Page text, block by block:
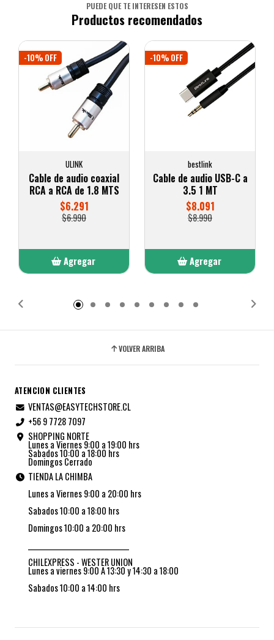
PUEDE QUE TE INTERESEN ESTOS
Productos recomendados
-10% OFF
ULINK
Cable de audio coaxial
RCA a RCA de 1.8 MTS
$6.291
$6.990
Agregar
-10% OFF
bestlink
Cable de audio USB-C a
3.5 1 MT
$8.091
$8.990
Agregar
VOLVER ARRIBA
ATENCION CLIENTES
VENTAS@EASYTECHSTORE.CL
+56 9 7728 7097
SHOPPING NORTE
Lunes a Viernes 9:00 a 19:00 hrs
Sabados 10:00 a 18:00 hrs
Domingos Cerrado
TIENDA LA CHIMBA
Lunes a Viernes 9:00 a 20:00 hrs
Sabados 10:00 a 18:00 hrs
Domingos 10:00 a 20:00 hrs
CHILEXPRESS - WESTER UNION
Lunes a viernes 9:00 A 13:30 y 14:30 a 18:00
Sabados 10:00 a 14:00 hrs